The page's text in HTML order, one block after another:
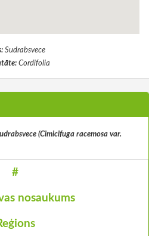
Sudrabsvece
Cordifolia
(Cimicifuga racemosa var.
#
nosaukums